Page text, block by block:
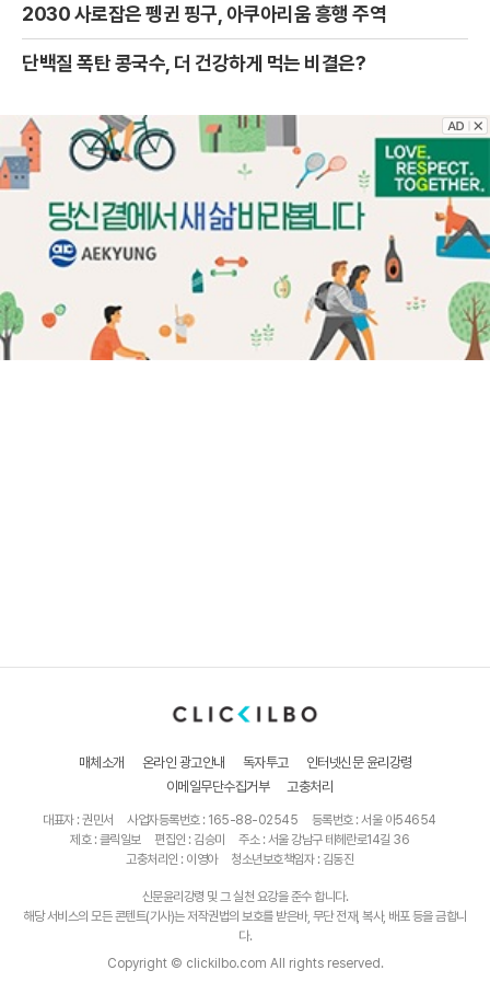
2030 사로잡은 펭귄 핑구, 아쿠아리움 흥행 주역
단백질 폭탄 콩국수, 더 건강하게 먹는 비결은?
매체소개 온라인 광고안내 독자투고
인터넷신문 윤리강령
이메일무단수집거부
고충처리
대표자 : 권민서 사업자등록번호 : 165-88-02545
등록번호 : 서울 아54654
제호 : 클릭일보
편집인 : 김승미
주소 : 서울 강남구 테헤란로14길 36
고충처리인 : 이영아
청소년보호책임자 : 김동진
신문윤리강령 및 그 실천 요강을 준수 합니다.
해당 서비스의 모든 콘텐트(기사)는 저작권법의 보호를 받은바, 무단 전재, 복사, 배포 등을 금합니
다.
Copyright © clickilbo.com All rights reserved.